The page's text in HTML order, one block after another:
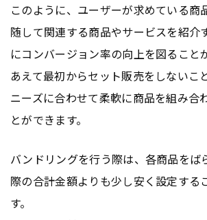
このように、ユーザーが求めている商
随して関連する商品やサービスを紹介
にコンバージョン率の向上を図ること
あえて最初からセット販売をしないこ
ニーズに合わせて柔軟に商品を組み合
とができます。
バンドリングを行う際は、各商品をば
際の合計金額よりも少し安く設定する
す。